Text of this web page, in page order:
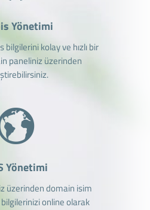
Yönetimi
bilgilerini kolay ve hızlı bir
paneliniz üzerinden
Yönetimi
üzerinden domain isim
online olarak